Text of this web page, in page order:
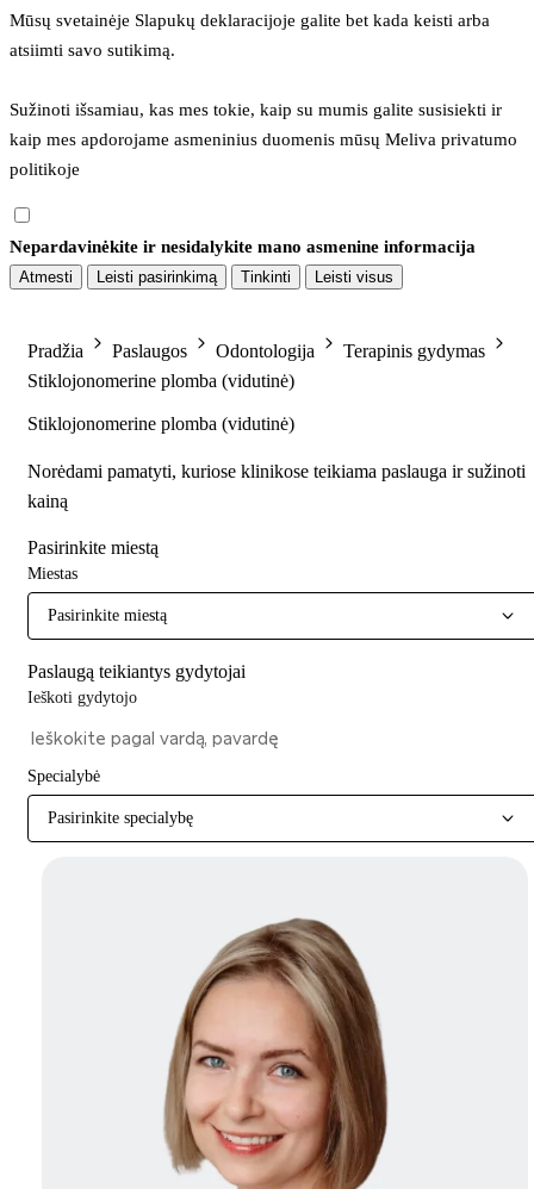
Mūsų svetainėje Slapukų deklaracijoje galite bet kada keisti arba
atsiimti savo sutikimą.
Sužinoti išsamiau, kas mes tokie, kaip su mumis galite susisiekti ir
kaip mes apdorojame asmeninius duomenis mūsų Meliva privatumo
politikoje
Nepardavinėkite ir nesidalykite mano asmenine informacija
Atmesti Leisti pasirinkimą Tinkinti Leisti visus
Pradžia Paslaugos Odontologija
Terapinis gydymas
Stiklojonomerine plomba (vidutinė)
Stiklojonomerine plomba (vidutinė)
Norėdami pamatyti, kuriose klinikose teikiama paslauga ir sužinoti
kainą
Pasirinkite miestą
Miestas
Pasirinkite miestą
Paslaugą teikiantys gydytojai
Ieškoti gydytojo
Specialybė
Pasirinkite specialybę